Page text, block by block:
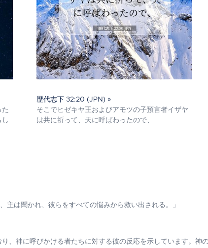
歴代志下 32:20 (JPN) »
そこでヒゼキヤ王およびアモツの子預言者イザヤ
は共に祈って、天に呼ばわったので、
主は聞かれ、彼らをすべての悩みから救い出される。」
、神に呼びかける者たちに対する彼の反応を示しています。神